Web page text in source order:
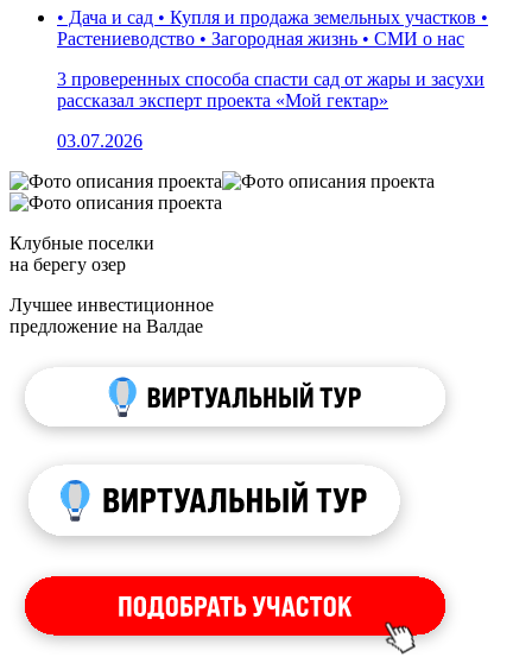
• Дача и сад • Купля и продажа земельных участков •
Растениеводство • Загородная жизнь • СМИ о нас
3 проверенных способа спасти сад от жары и засухи
рассказал эксперт проекта «Мой гектар»
03.07.2026
Клубные поселки
на берегу озер
Лучшее инвестиционное
предложение на Валдае